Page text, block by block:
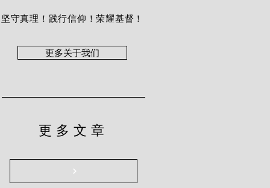
坚守真理！践行信仰！荣耀基督！
更多关于我们
更多文章